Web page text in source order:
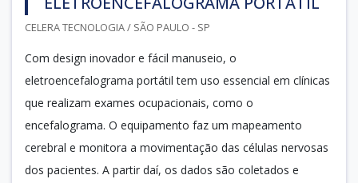
CELERA TECNOLOGIA / SÃO PAULO - SP
Com design inovador e fácil manuseio, o
eletroencefalograma portátil tem uso essencial em clínicas
que realizam exames ocupacionais, como o
encefalograma. O equipamento faz um mapeamento
cerebral e monitora a movimentação das células nervosas
dos pacientes. A partir daí, os dados são coletados e